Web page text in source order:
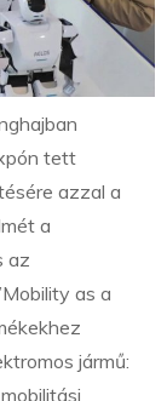
tett
azzal a
a
az
as a
jármű: